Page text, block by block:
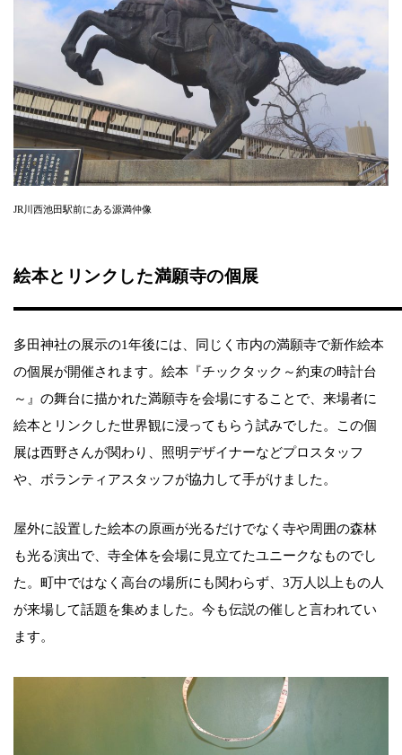
JR川西池田駅前にある源満仲像
絵本とリンクした満願寺の個展
多田神社の展示の1年後には、同じく市内の満願寺で新作絵本
の個展が開催されます。絵本『チックタック～約束の時計台
～』の舞台に描かれた満願寺を会場にすることで、来場者に
絵本とリンクした世界観に浸ってもらう試みでした。この個
展は西野さんが関わり、照明デザイナーなどプロスタッフ
や、ボランティアスタッフが協力して手がけました。
屋外に設置した絵本の原画が光るだけでなく寺や周囲の森林
も光る演出で、寺全体を会場に見立てたユニークなものでし
た。町中ではなく高台の場所にも関わらず、3万人以上もの人
が来場して話題を集めました。今も伝説の催しと言われてい
ます。